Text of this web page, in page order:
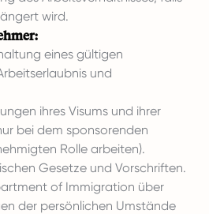
wird.
eines gültigen
und
ihres Visums und ihrer
bei dem sponsorenden
Rolle arbeiten).
Gesetze und Vorschriften.
of Immigration über
der persönlichen Umstände